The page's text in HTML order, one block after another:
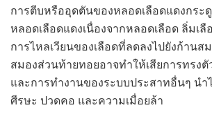
การตีบหรืออุดตันของหลอดเลือดแดงกระ
หลอดเลือดแดงเนื่องจากหลอดเลือด ลิ่มเ
การไหลเวียนของเลือดที่ลดลงไปยังก้านส
สมองส่วนท้ายทอยอาจทำให้เสียการทรง
และการทำงานของระบบประสาทอื่นๆ นำ
ศีรษะ ปวดคอ และความเมื่อยล้า